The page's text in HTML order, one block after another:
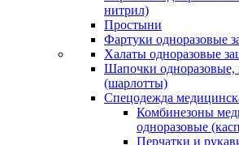
нитрил)
Простыни
Фартуки одноразовые
Халаты одноразовые
Шапочки одноразовые,
(шарлотты)
Спецодежда
Комбинезоны
одноразовые
Перчатки и